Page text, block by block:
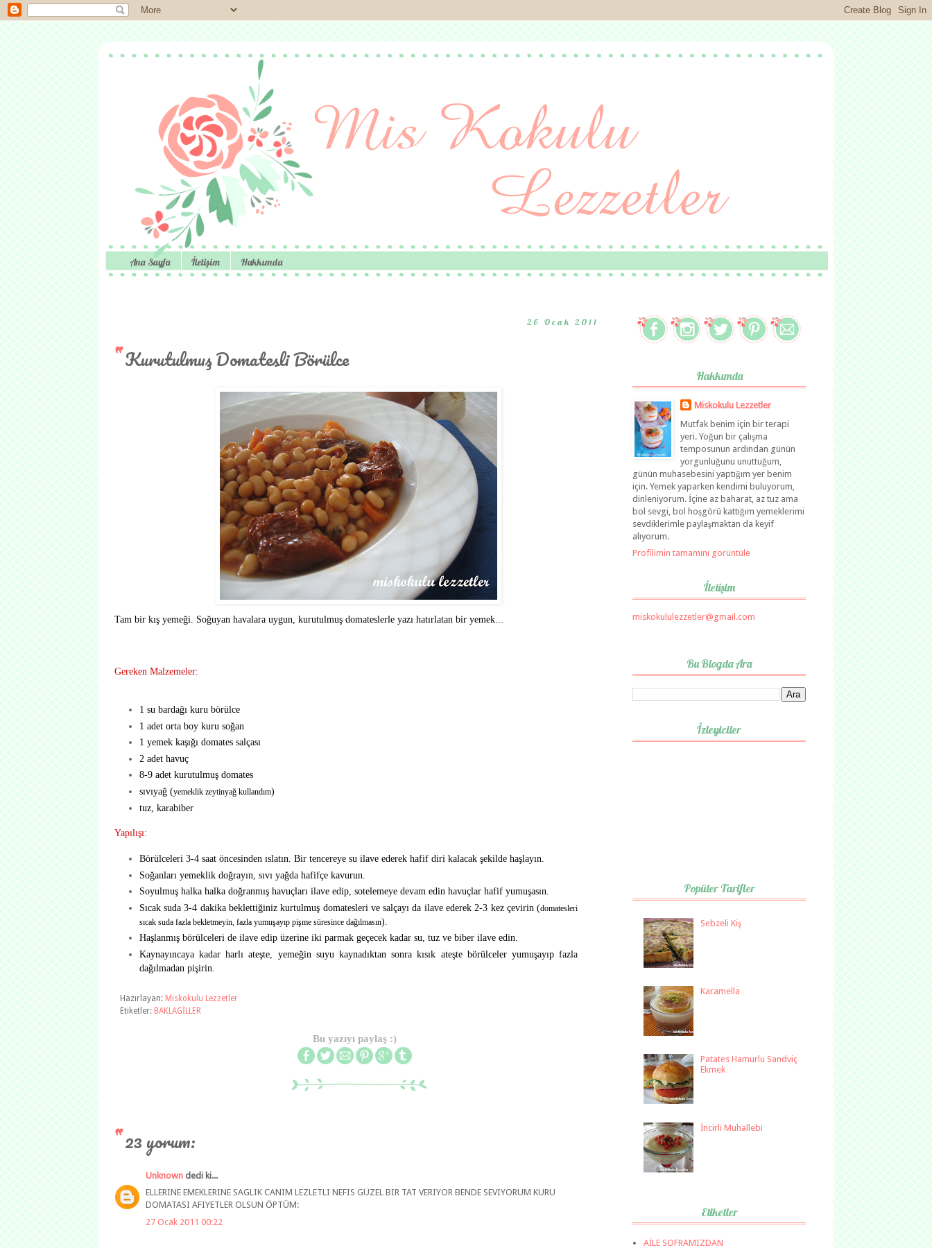
Ana Sayfa İletişim Hakkımda
26 Ocak 2011
Kurutulmuş Domatesli Börülce
Tam bir kış yemeği. Soğuyan havalara uygun, kurutulmuş domateslerle yazı hatırlatan bir yemek...
Gereken Malzemeler:
1 su bardağı kuru börülce
1 adet orta boy kuru soğan
1 yemek kaşığı domates salçası
2 adet havuç
8-9 adet kurutulmuş domates
sıvıyağ (yemeklik zeytinyağ kullandım)
tuz, karabiber
Yapılışı:
Börülceleri 3-4 saat öncesinden ıslatın. Bir tencereye su ilave ederek hafif diri kalacak şekilde haşlayın.
Soğanları yemeklik doğrayın, sıvı yağda hafifçe kavurun.
Soyulmuş halka halka doğranmış havuçları ilave edip, sotelemeye devam edin havuçlar hafif yumuşasın.
Sıcak suda 3-4 dakika beklettiğiniz kurtulmuş domatesleri ve salçayı da ilave ederek 2-3 kez çevirin (domatesleri
sıcak suda fazla bekletmeyin, fazla yumuşayıp pişme süresince dağılmasın).
Haşlanmış börülceleri de ilave edip üzerine iki parmak geçecek kadar su, tuz ve biber ilave edin.
Kaynayıncaya kadar harlı ateşte, yemeğin suyu kaynadıktan sonra kısık ateşte börülceler yumuşayıp fazla
dağılmadan pişirin.
Hazırlayan: Miskokulu Lezzetler
Etiketler: BAKLAGİLLER
Bu yazıyı paylaş :)
23 yorum:
Unknown dedi ki...
ELLERINE EMEKLERINE SAGLIK CANIM LEZLETLI NEFIS GÜZEL BIR TAT VERIYOR BENDE SEVIYORUM KURU
DOMATASI AFIYETLER OLSUN ÖPTÜM:
27 Ocak 2011 00:22
Hakkımda
Miskokulu Lezzetler
Mutfak benim için bir terapi
yeri. Yoğun bir çalışma
temposunun ardından günün
yorgunluğunu unuttuğum,
günün muhasebesini yaptığım yer benim
için. Yemek yaparken kendimi buluyorum,
dinleniyorum. İçine az baharat, az tuz ama
bol sevgi, bol hoşgörü kattığım yemeklerimi
sevdiklerimle paylaşmaktan da keyif
alıyorum.
Profilimin tamamını görüntüle
İletişim
miskokululezzetler@gmail.com
Bu Blogda Ara
İzleyiciler
Popüler Tarifler
Sebzeli Kiş
Karamella
Patates Hamurlu Sandviç
Ekmek
İncirli Muhallebi
Etiketler
AİLE SOFRAMIZDAN